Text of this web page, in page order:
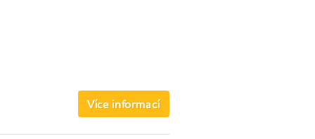
Více informací